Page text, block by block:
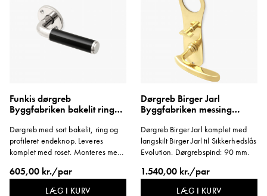
Funkis dørgreb
Byggfabriken bakelit ring
Dørgreb med sort bakelit, ring og
profileret endeknop. Leveres
komplet med roset. Monteres med
605,00 kr./par
LÆG I KURV
Dørgreb Birger Jarl
Byggfabriken messing
Dørgreb Birger Jarl komplet med
langskilt Birger Jarl til Sikkerhedslås
Evolution. Dørgrebspind: 90 mm.
1.540,00 kr./par
LÆG I KURV